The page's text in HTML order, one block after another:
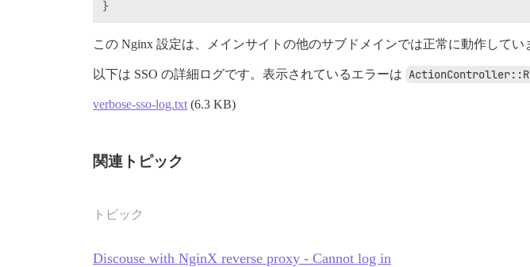
この Nginx 設定は、メインサイトの他のサブドメインでは正常に動作してい
以下は SSO の詳細ログです。表示されているエラーは
verbose-sso-log.txt (6.3 KB)
関連トピック
トピック
Discouse with NginX reverse proxy - Cannot log in